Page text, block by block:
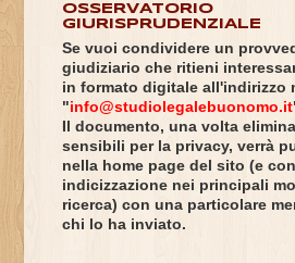
OSSERVATORIO
GIURISPRUDENZIALE
Se vuoi condividere un
giudiziario che ritieni
in formato digitale all'indirizzo
"info@studiolegalebuonomo.it
Il documento, una volta
sensibili per la privacy, verrà
nella home page del sito (e
indicizzazione nei principali
ricerca) con una particolare
chi lo ha inviato.